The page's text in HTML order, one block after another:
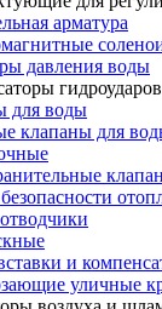
арматура
давления воды
гидроударов
для воды
клапаны для
и
уличные